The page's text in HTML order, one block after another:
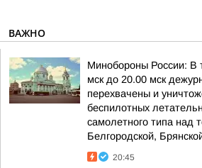
ВАЖНО
Минобороны России: В
мск до 20.00 мск
перехвачены и
беспилотных
самолетного типа над
Белгородской,
20:45